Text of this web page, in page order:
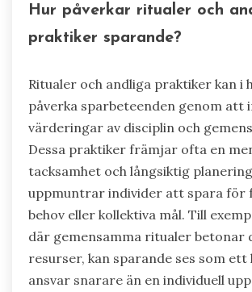
Hur påverkar ritualer och
praktiker sparande?
Ritualer och andliga praktiker kan i
påverka sparbeteenden genom att
värderingar av disciplin och
Dessa praktiker främjar ofta en
tacksamhet och långsiktig
uppmuntrar individer att spara för
behov eller kollektiva mål. Till
där gemensamma ritualer betonar
resurser, kan sparande ses som
ansvar snarare än en individuell